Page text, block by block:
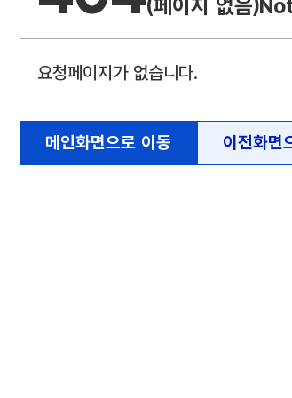
(페이지 없음)
요청페이지가 없습니다.
메인화면으로 이동 이전화면